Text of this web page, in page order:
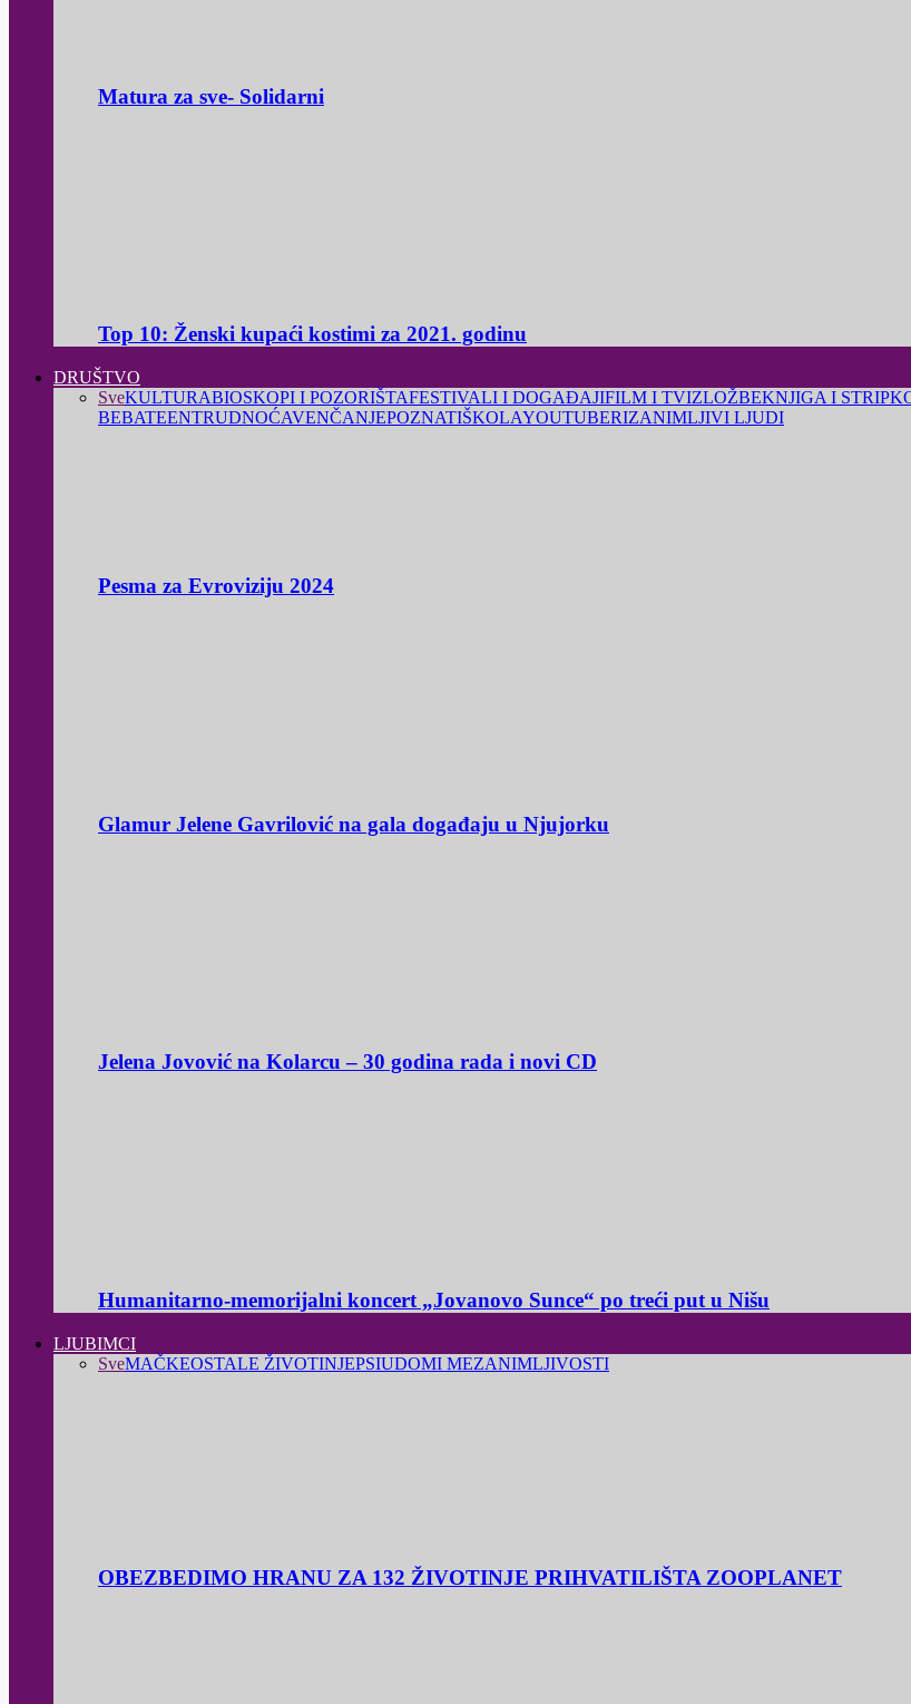
Matura za sve- Solidarni
Top 10: Ženski kupaći kostimi za 2021. godinu
DRUŠTVO
SveKULTURABIOSKOPI I POZORIŠTAFESTIVALI I DOGAĐAJIFILM I TVIZLOŽBEKNJIGA I STRIP
BEBATEENTRUDNOĆAVENČANJEPOZNATIŠKOLAYOUTUBERIZANIMLJIVI LJUDI
Pesma za Evroviziju 2024
Glamur Jelene Gavrilović na gala događaju u Njujorku
Jelena Jovović na Kolarcu – 30 godina rada i novi CD
Humanitarno-memorijalni koncert „Jovanovo Sunce“ po treći put u Nišu
LJUBIMCI
SveMAČKEOSTALE ŽIVOTINJEPSIUDOMI MEZANIMLJIVOSTI
OBEZBEDIMO HRANU ZA 132 ŽIVOTINJE PRIHVATILIŠTA ZOOPLANET